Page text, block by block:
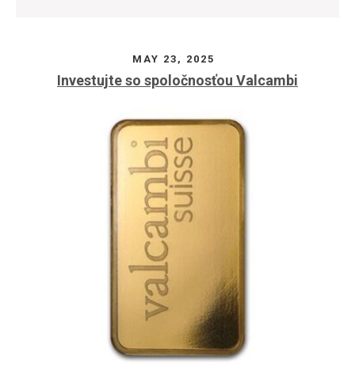
MAY 23, 2025
Investujte so spoločnosťou Valcambi